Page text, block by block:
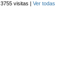
3755 visitas | Ver todas